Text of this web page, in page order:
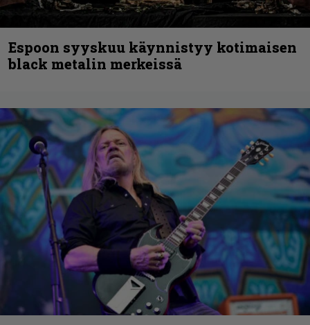
Espoon syyskuu käynnistyy kotimaisen
black metalin merkeissä